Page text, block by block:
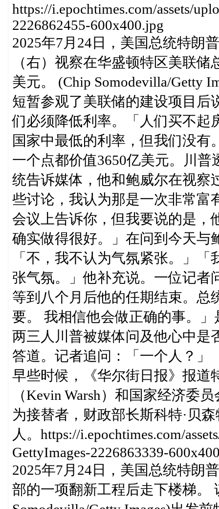
https://i.epochtimes.com/assets/
2226862455-600x400.jpg
2025年7月24日，美国总统特朗
（右）视察在华盛顿特区美联
美元。 (Chip Somodevilla/Getty
短暂参观了美联储的建设项目后
们必须降低利率。「人们买不起
国家中最低的利率，但我们没
一个点都价值3650亿美元。川
统告诉媒体，他和鲍威尔在视察
些讨论，我认为那是一次非常富
会议上告诉你，但我要说的是，
确实做得很好。」在问到今天与
「不，我不认为气氛紧张。」
张气氛。」他补充说。一位记者
等到八个月后他的任期结束。总
要。 我相信他会做正确的事。
两三人川普被媒体问及他心中是
答道。记者追问：「一个人？」
早些时候，《华尔街日报》报道
（Kevin Warsh）和国家经济委
为接替者，财政部长斯科特·贝
人。https://i.epochtimes.com/
GettyImages-2226863339-
2025年7月24日，美国总统特朗
部的一项翻新工程后走下楼梯。